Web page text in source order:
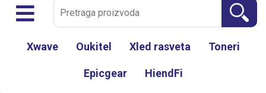
Xwave Oukitel Xled rasveta Toneri
Epicgear HiendFi